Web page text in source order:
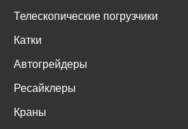
Телескопические погрузчики
Катки
Автогрейдеры
Ресайклеры
Краны